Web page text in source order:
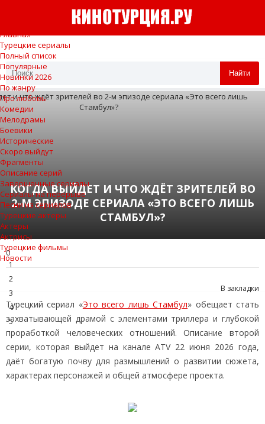
Главная
Турецкие сериалы
Полный список
Популярные
Новинки 2026
По жанру
Про любовь
Комедии
Мелодрамы
Боевики
Исторические
Скоро выйдут
Фрагменты
Описание серий
Завершенные сериалы
Сериалы на перерыве
Песни из сериалов
Турецкие актеры
Актеры
Актрисы
Турецкие фильмы
Новости
Найти
КОГДА ВЫЙДЕТ И ЧТО ЖДЁТ ЗРИТЕЛЕЙ ВО
2-М ЭПИЗОДЕ СЕРИАЛА «ЭТО ВСЕГО ЛИШЬ
СТАМБУЛ»?
0
1
2
3
4
5
В закладки
Турецкий сериал «Это всего лишь Стамбул» обещает стать
захватывающей драмой с элементами триллера и глубокой
проработкой человеческих отношений. Описание второй
серии, которая выйдет на канале ATV 22 июня 2026 года,
даёт богатую почву для размышлений о развитии сюжета,
характерах персонажей и общей атмосфере проекта.